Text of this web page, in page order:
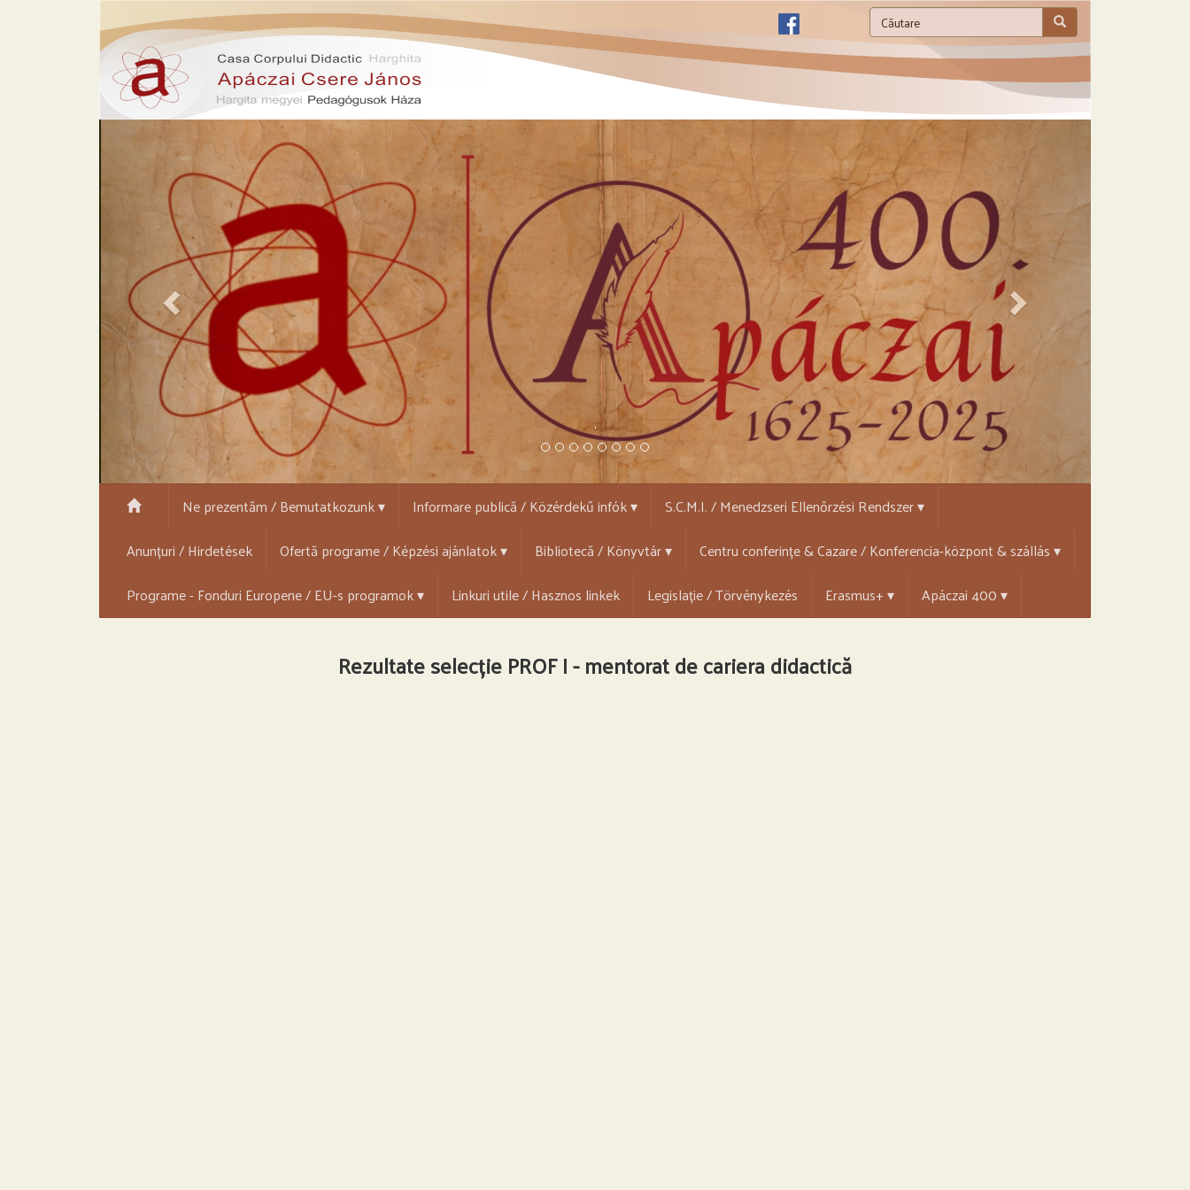
.
Ne prezentăm / Bemutatkozunk ▾ Informare publică / Közérdekű infók ▾
S.C.M.I. / Menedzseri Ellenőrzési Rendszer ▾
Anunțuri / Hirdetések
Ofertă programe / Képzési ajánlatok ▾ Bibliotecă / Könyvtár ▾
Centru conferințe & Cazare / Konferencia-központ & szállás ▾
Programe - Fonduri Europene / EU-s programok ▾
Linkuri utile / Hasznos linkek Legislație / Törvénykezés Erasmus+ ▾ Apáczai 400 ▾
Rezultate selecție PROF I - mentorat de cariera didactică